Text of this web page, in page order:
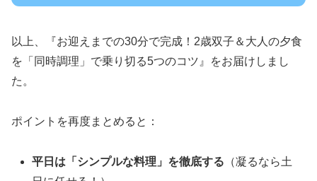
以上、『お迎えまでの30分で完成！2歳双子＆大人の夕食
を「同時調理」で乗り切る5つのコツ』をお届けしまし
た。
ポイントを再度まとめると：
平日は「シンプルな料理」を徹底する （凝るなら土